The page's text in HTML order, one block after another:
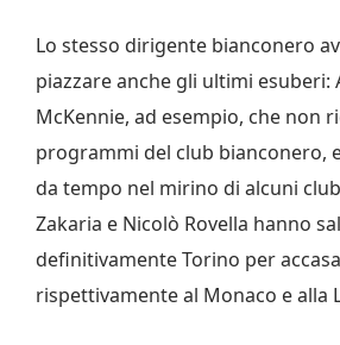
Lo stesso dirigente bianconero
piazzare anche gli ultimi esuberi:
McKennie, ad esempio, che non
programmi del club bianconero,
da tempo nel mirino di alcuni
Zakaria e Nicolò Rovella hanno
definitivamente Torino per
rispettivamente al Monaco e alla